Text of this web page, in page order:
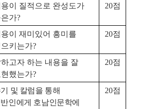
용이 질적으로 완성도가
가?
20점
이 재미있어 흥미를
키는가?
20점
고자 하는 내용을 잘
현했는가?
20점
및 칼럼을 통해
인에게 호남인문학에
20점